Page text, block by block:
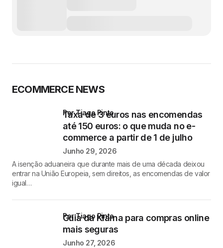
ECOMMERCE NEWS
Taxa de 3 euros nas encomendas
até 150 euros: o que muda no e-
commerce a partir de 1 de julho
por Tiago Pinto
Junho 29, 2026
A isenção aduaneira que durante mais de uma década deixou
entrar na União Europeia, sem direitos, as encomendas de valor
igual…
Guia da Klarna para compras online
mais seguras
por Tiago Pinto
Junho 27, 2026